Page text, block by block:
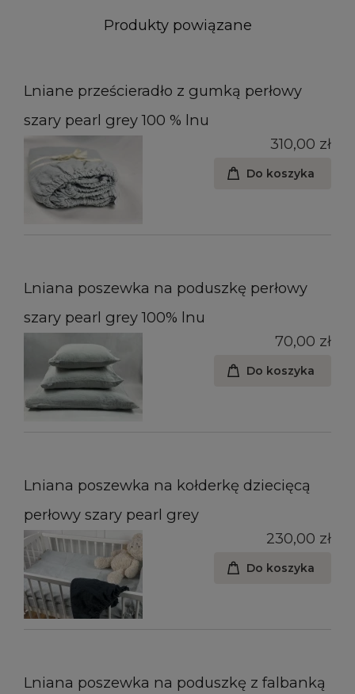
Produkty powiązane
Lniane prześcieradło z gumką perłowy
szary pearl grey 100 % lnu
310,00 zł
Do koszyka
Lniana poszewka na poduszkę perłowy
szary pearl grey 100% lnu
70,00 zł
Do koszyka
Lniana poszewka na kołderkę dziecięcą
perłowy szary pearl grey
230,00 zł
Do koszyka
Lniana poszewka na poduszkę z falbanką